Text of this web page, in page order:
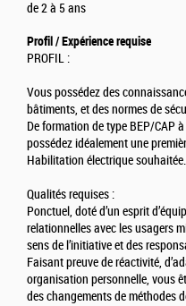
de 2 à 5 ans
Profil / Expérience requise
PROFIL :
Vous possédez des
bâtiments, et des normes de
De formation de type BEP/CAP
possédez idéalement une
Habilitation électrique souhaitée.
Qualités requises :
Ponctuel, doté d’un esprit
relationnelles avec les usagers
sens de l’initiative et des
Faisant preuve de réactivité,
organisation personnelle, vous
des changements de méthodes